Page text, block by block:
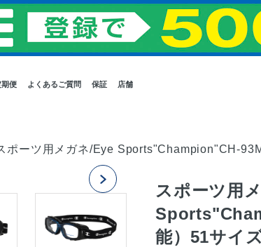
期便 よくあるご質問 保証 店舗
ポーツ用メガネ/Eye Sports"Champion"CH-
スポーツ用
能）51サイ